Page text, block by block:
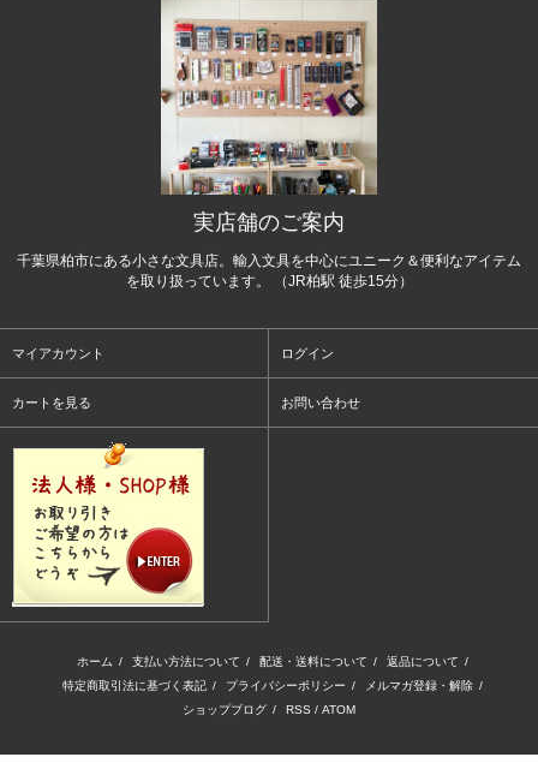
実店舗のご案内
千葉県柏市にある小さな文具店。輸入文具を中心にユニーク＆便利なアイテム
を取り扱っています。 （JR柏駅 徒歩15分）
マイアカウント ログイン
カートを見る お問い合わせ
ホーム / 支払い方法について / 配送・送料について / 返品について /
特定商取引法に基づく表記 / プライバシーポリシー / メルマガ登録・解除 /
ショップブログ / RSS / ATOM